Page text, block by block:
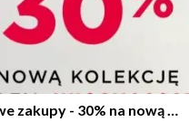
Stylowe zakupy - 30% na nową kolekcję